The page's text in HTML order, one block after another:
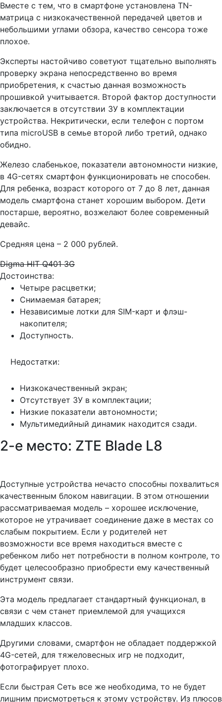
Вместе с тем, что в смартфоне установлена TN-
матрица с низкокачественной передачей цветов и
небольшими углами обзора, качество сенсора тоже
плохое.
Эксперты настойчиво советуют тщательно выполнять
проверку экрана непосредственно во время
приобретения, к счастью данная возможность
прошивкой учитывается. Второй фактор доступности
заключается в отсутствии ЗУ в комплектации
устройства. Некритически, если телефон с портом
типа microUSB в семье второй либо третий, однако
обидно.
Железо слабенькое, показатели автономности низкие,
в 4G-сетях смартфон функционировать не способен.
Для ребенка, возраст которого от 7 до 8 лет, данная
модель смартфона станет хорошим выбором. Дети
постарше, вероятно, возжелают более современный
девайс.
Средняя цена – 2 000 рублей.
Digma HIT Q401 3G
Достоинства:
Четыре расцветки;
Снимаемая батарея;
Независимые лотки для SIM-карт и флэш-
накопителя;
Доступность.
Недостатки:
Низкокачественный экран;
Отсутствует ЗУ в комплектации;
Низкие показатели автономности;
Мультимедийный динамик находится сзади.
2-е место: ZTE Blade L8
Доступные устройства нечасто способны похвалиться
качественным блоком навигации. В этом отношении
рассматриваемая модель – хорошее исключение,
которое не утрачивает соединение даже в местах со
слабым покрытием. Если у родителей нет
возможности все время находиться вместе с
ребенком либо нет потребности в полном контроле, то
будет целесообразно приобрести ему качественный
инструмент связи.
Эта модель предлагает стандартный функционал, в
связи с чем станет приемлемой для учащихся
младших классов.
Другими словами, смартфон не обладает поддержкой
4G-сетей, для тяжеловесных игр не подходит,
фотографирует плохо.
Если быстрая Сеть все же необходима, то не будет
лишним присмотреться к этому устройству. Из плюсов